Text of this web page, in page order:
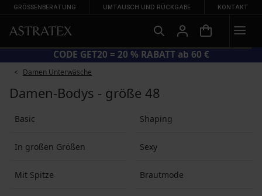
GRÖSSENBERATUNG UMTAUSCH UND RÜCKGABE KONTAKT
CODE GET20 = 20 % RABATT ab 60 €
Damen Unterwäsche
Damen-Bodys - größe 48
Basic Shaping
In großen Größen Sexy
Mit Spitze Brautmode